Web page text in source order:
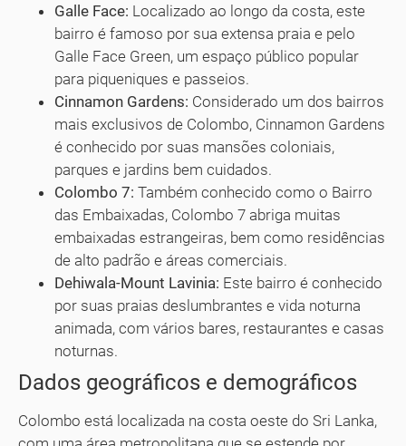
Galle Face: Localizado ao longo da costa, este
bairro é famoso por sua extensa praia e pelo
Galle Face Green, um espaço público popular
para piqueniques e passeios.
Cinnamon Gardens: Considerado um dos bairros
mais exclusivos de Colombo, Cinnamon Gardens
é conhecido por suas mansões coloniais,
parques e jardins bem cuidados.
Colombo 7: Também conhecido como o Bairro
das Embaixadas, Colombo 7 abriga muitas
embaixadas estrangeiras, bem como residências
de alto padrão e áreas comerciais.
Dehiwala-Mount Lavinia: Este bairro é conhecido
por suas praias deslumbrantes e vida noturna
animada, com vários bares, restaurantes e casas
noturnas.
Dados geográficos e demográficos
Colombo está localizada na costa oeste do Sri Lanka,